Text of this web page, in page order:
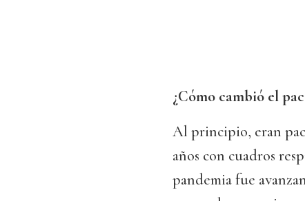
¿Cómo cambió el
Al principio, eran
años con cuadros
pandemia fue